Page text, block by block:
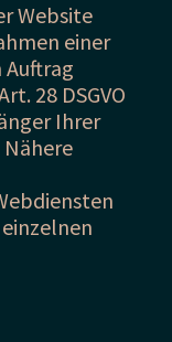
Website
einer
28 DSGVO
Ihrer